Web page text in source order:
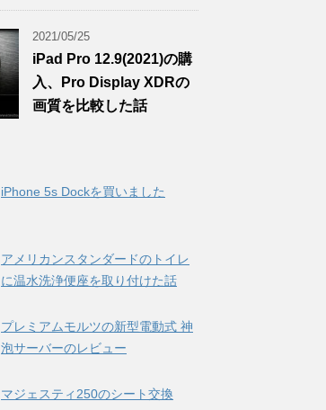
2021/05/25
iPad Pro 12.9(2021)の購
入、Pro Display XDRの
画質を比較した話
iPhone 5s Dockを買いました
アメリカンスタンダードのトイレ
に温水洗浄便座を取り付けた話
プレミアムモルツの新型電動式 神
泡サーバーのレビュー
マジェスティ250のシート交換